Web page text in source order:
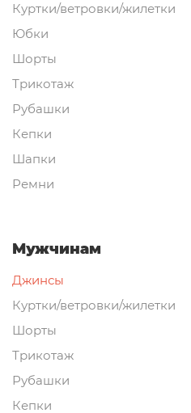
Куртки/ветровки/жилетки
Юбки
Шорты
Трикотаж
Рубашки
Кепки
Шапки
Ремни
Мужчинам
Джинсы
Куртки/ветровки/жилетки
Шорты
Трикотаж
Рубашки
Кепки